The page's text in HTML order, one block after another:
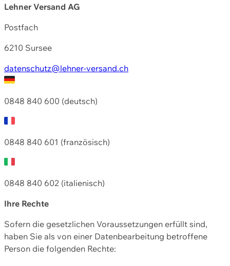
Lehner Versand AG
Postfach
6210 Sursee
datenschutz@lehner-versand.ch
0848 840 600 (deutsch)
0848 840 601 (französisch)
0848 840 602 (italienisch)
Ihre Rechte
Sofern die gesetzlichen Voraussetzungen erfüllt sind,
haben Sie als von einer Datenbearbeitung betroffene
Person die folgenden Rechte: